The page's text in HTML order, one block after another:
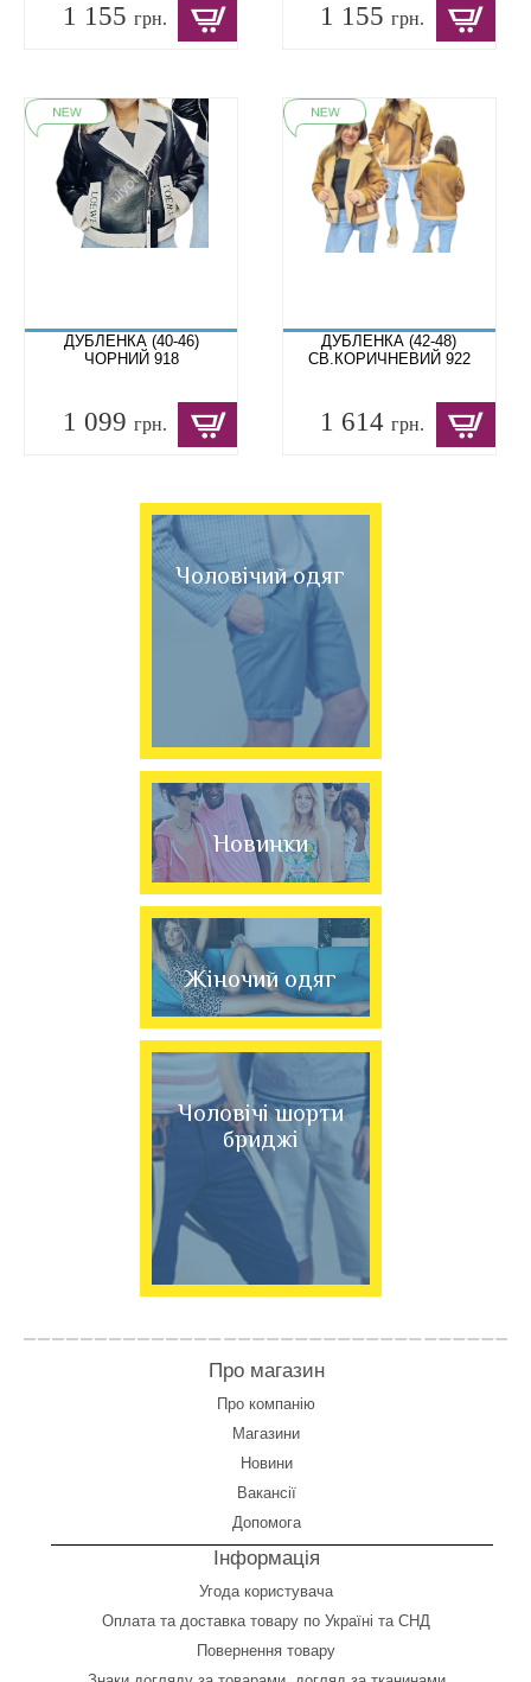
1 155 грн. 1 155грн.
ДУБЛЕНКА (40-46)
ЧОРНИЙ 918
1 099 грн.
ДУБЛЕНКА (42-48)
СВ.КОРИЧНЕВИЙ 922
1 614грн.
Чоловічий одяг
Новинки
Жіночий одяг
Чоловічі шорти
бриджі
Про магазин
Про компанію
Магазини
Новини
Вакансії
Допомога
Інформація
Угода користувача
Оплататадоставка товару по Україні та СНД
Повернення товару